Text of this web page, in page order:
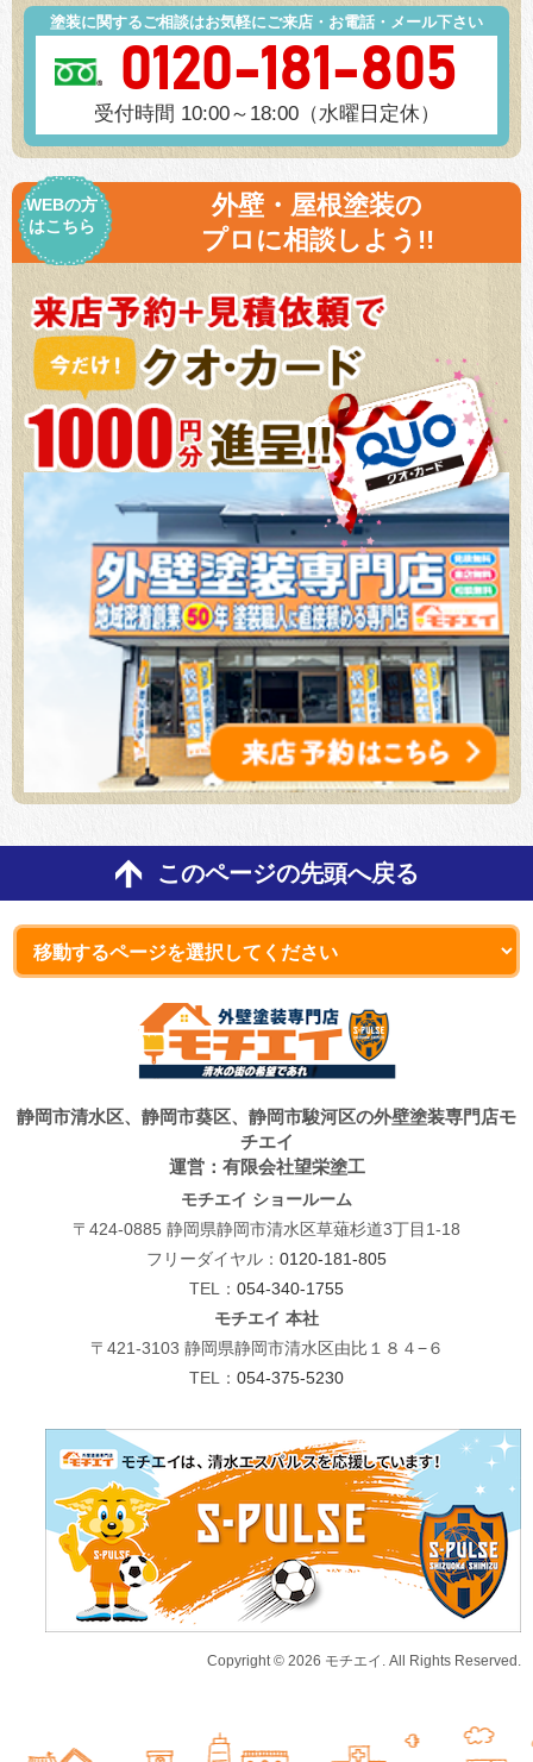
塗装に関するご相談はお気軽にご来店・お電話・メール下さい
0120-181-805
受付時間 10:00～18:00（水曜日定休）
WEBの方
はこちら
外壁・屋根塗装の
プロに相談しよう!!
このページの先頭へ戻る
静岡市清水区、静岡市葵区、静岡市駿河区の外壁塗装専門店モ
チエイ
運営：有限会社望栄塗工
モチエイ ショールーム
〒424-0885 静岡県静岡市清水区草薙杉道3丁目1-18
フリーダイヤル： 0120-181-805
TEL： 054-340-1755
モチエイ 本社
〒421-3103 静岡県静岡市清水区由比１８４−６
TEL： 054-375-5230
Copyright © 2026 モチエイ. All Rights Reserved.